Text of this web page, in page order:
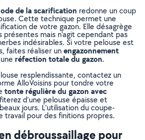
de la scarification redonne un coup
Cette technique permet une
de votre gazon. Elle désagrège
présentes mais n’agit cependant pas
indésirables. Si votre pelouse est
faites réaliser unengazonnement
réfection totale du gazon.
resplendissante, contactez un
AlloVoisins pour tondre votre
tonte régulière du gazon avec
d’une pelouse épaisse et
jours. L’utilisation du coupe-
travail pour des finitions propres.
débroussaillage pour